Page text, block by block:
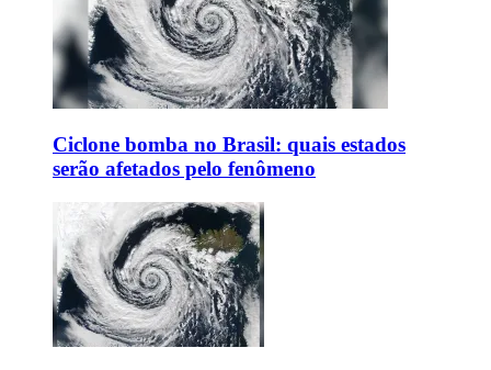
Ciclone bomba no Brasil: quais estados
serão afetados pelo fenômeno